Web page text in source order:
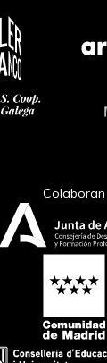
Colaboran